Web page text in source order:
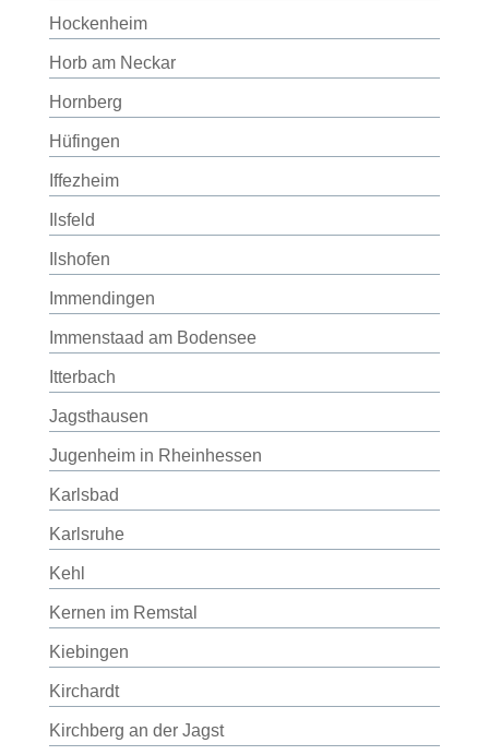
Hockenheim
Horb am Neckar
Hornberg
Hüfingen
Iffezheim
Ilsfeld
Ilshofen
Immendingen
Immenstaad am Bodensee
Itterbach
Jagsthausen
Jugenheim in Rheinhessen
Karlsbad
Karlsruhe
Kehl
Kernen im Remstal
Kiebingen
Kirchardt
Kirchberg an der Jagst